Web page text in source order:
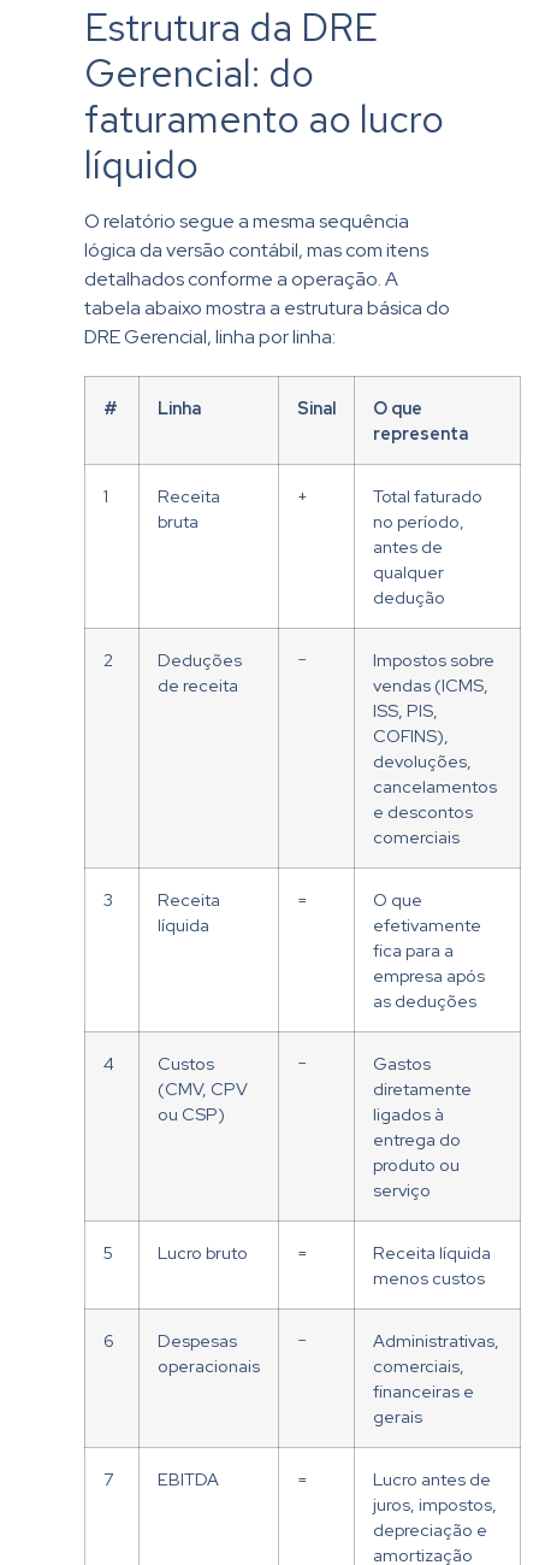
Estrutura da DRE
Gerencial: do
faturamento ao lucro
líquido
O relatório segue a mesma sequência
lógica da versão contábil, mas com itens
detalhados conforme a operação. A
tabela abaixo mostra a estrutura básica do
DRE Gerencial, linha por linha:
# Linha Sinal
O que
representa
1
Receita
bruta
+
Total faturado
no período,
antes de
qualquer
dedução
2
Deduções
de receita
−
Impostos sobre
vendas (ICMS,
ISS, PIS,
COFINS),
devoluções,
cancelamentos
e descontos
comerciais
3
Receita
líquida
=
O que
efetivamente
fica para a
empresa após
as deduções
4
Custos
(CMV, CPV
ou CSP)
−
Gastos
diretamente
ligados à
entrega do
produto ou
serviço
5 Lucro bruto =
Receita líquida
menos custos
6
Despesas
operacionais
−
Administrativas,
comerciais,
financeiras e
gerais
7 EBITDA =
Lucro antes de
juros, impostos,
depreciação e
amortização